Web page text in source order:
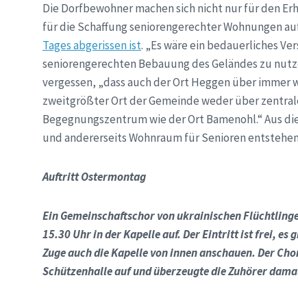
Die Dorfbewohner machen sich nicht nur für den
für die Schaffung seniorengerechter Wohnungen
Tages abgerissen ist. „Es wäre ein bedauerliches
seniorengerechten Bebauung des Geländes zu
vergessen, „dass auch der Ort Heggen über
zweitgrößter Ort der Gemeinde weder über
Begegnungszentrum wie der Ort Bamenohl.“ Aus
und andererseits Wohnraum für Senioren
Auftritt Ostermontag
Ein Gemeinschaftschor von ukrainischen
15.30 Uhr in der Kapelle auf. Der Eintritt ist frei, es
Zuge auch die Kapelle von innen anschauen. Der
Schützenhalle auf und überzeugte die Zuhörer